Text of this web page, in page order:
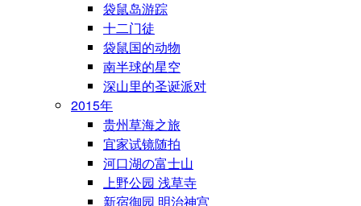
袋鼠岛游踪
十二门徒
袋鼠国的动物
南半球的星空
深山里的圣诞派对
2015年
贵州草海之旅
宜家试镜随拍
河口湖の富士山
上野公园 浅草寺
新宿御园 明治神宫